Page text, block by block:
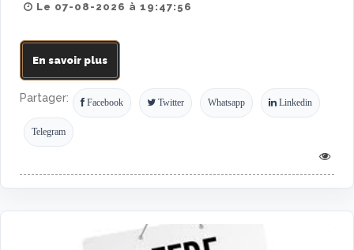
Le 07-08-2026 à 19:47:56
En savoir plus
Partager: Facebook Twitter Whatsapp Linkedin
Telegram